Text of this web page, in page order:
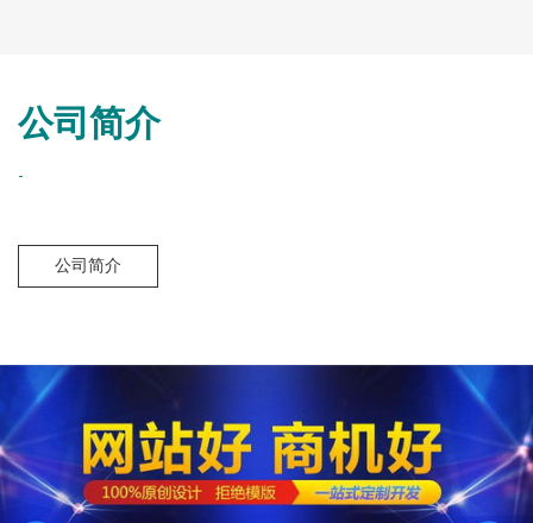
公司简介
-
公司简介